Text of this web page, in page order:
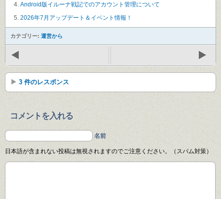
Android版イルーナ戦記でのアカウント管理について
2026年7月アップデート＆イベント情報！
カテゴリー: 運営から
3 件のレスポンス
コメントを入れる
名前
日本語が含まれない投稿は無視されますのでご注意ください。（スパム対策）